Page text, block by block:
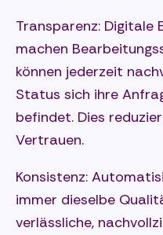
Transparenz: Digitale
machen
können jederzeit
Status sich ihre
befindet. Dies
Vertrauen.
Konsistenz:
immer dieselbe
verlässliche,